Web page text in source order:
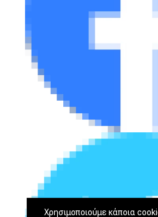
Χρησιμοποιούμε κάποια